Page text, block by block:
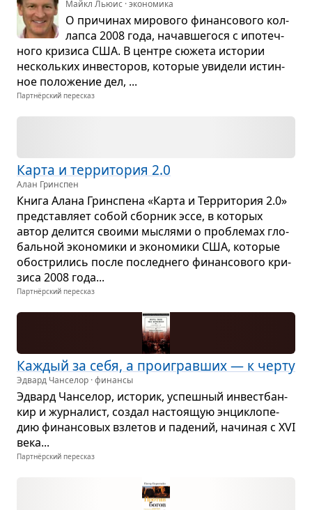
Майкл Льюис · экономика
О при­чи­нах миро­вого финан­со­вого кол­
лапса 2008 года, начав­ше­гося с ипо­теч­
ного кри­зиса США. В цен­тре сюжета исто­рии
несколь­ких инве­сто­ров, кото­рые уви­дели истин­
ное поло­же­ние дел, ...
Партнёрский пересказ
Карта и тер­ри­то­рия 2.0
Алан Гринспен
Книга Алана Грин­спена «Карта и Тер­ри­то­рия 2.0»
пред­став­ляет собой сбор­ник эссе, в кото­рых
автор делится сво­ими мыс­лями о про­бле­мах гло­
баль­ной эко­но­мики и эко­но­мики США, кото­рые
обостри­лись после послед­него финан­со­вого кри­
зиса 2008 года...
Партнёрский пересказ
Каж­дый за себя, а про­играв­ших — к черту
Эдвард Чанселор · финансы
Эдвард Чан­се­лор, исто­рик, успеш­ный инвест­бан­
кир и жур­на­лист, создал насто­я­щую энцик­ло­пе­
дию финан­со­вых взле­тов и паде­ний, начи­ная с XVI
века...
Партнёрский пересказ